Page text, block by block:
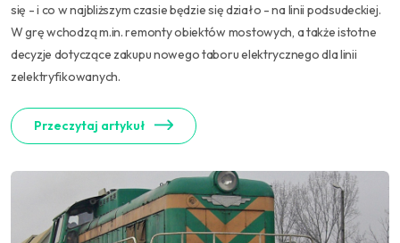
się - i co w najbliższym czasie będzie się działo - na linii podsudeckiej.
W grę wchodzą m.in. remonty obiektów mostowych, a także istotne
decyzje dotyczące zakupu nowego taboru elektrycznego dla linii
zelektryfikowanych.
Przeczytaj artykuł